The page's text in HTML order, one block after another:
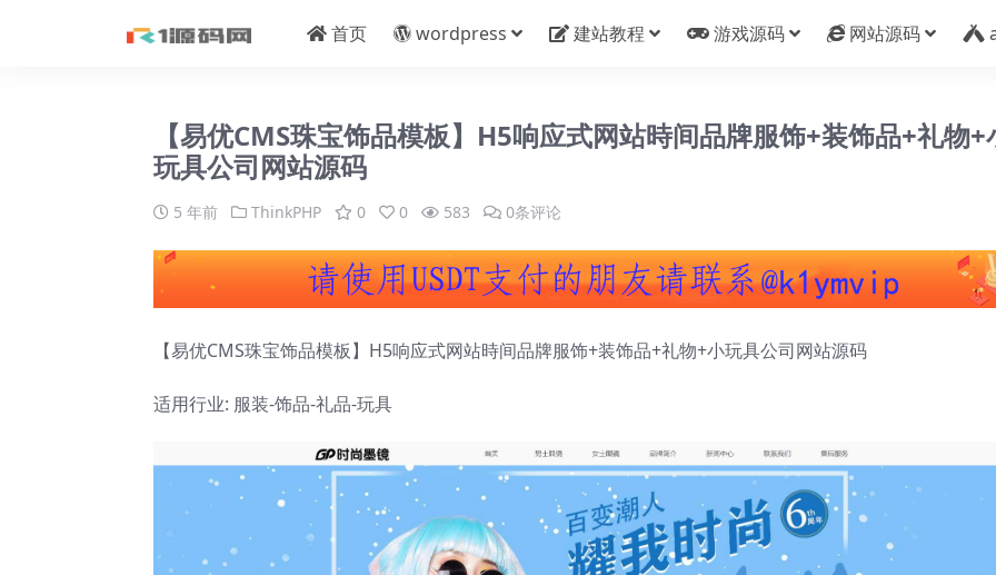
首页 wordpress 建站教程 游戏源码 网站源码
【易优CMS珠宝饰品模板】H5响应式网站時间品牌服饰+装饰品+礼物+
玩具公司网站源码
5 年前 ThinkPHP 0 0 583 0条评论
【易优CMS珠宝饰品模板】H5响应式网站時间品牌服饰+装饰品+礼物+小玩具公司网站源码
适用行业: 服装-饰品-礼品-玩具